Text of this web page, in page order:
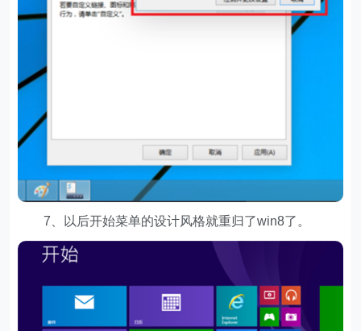
7、以后开始菜单的设计风格就重归了win8了。